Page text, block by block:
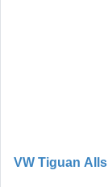
VW Tiguan